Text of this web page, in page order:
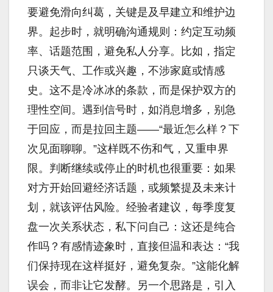
要避免滑向纠葛，关键是及早建立和维护边
界。起步时，就明确沟通规则：约定互动频
率、话题范围，避免私人分享。比如，指定
只谈天气、工作或兴趣，不涉家庭或情感
史。这不是冷冰冰的条款，而是保护双方的
理性空间。遇到信号时，如消息增多，别急
于回应，而是拉回主题——“最近怎么样？下
次见面聊聊。”这样既不伤和气，又重申界
限。判断继续或停止的时机也很重要：如果
对方开始回避经济话题，或频繁提及未来计
划，就该评估风险。经验者建议，每季度复
盘一次关系状态，私下问自己：这还是纯合
作吗？有感情迹象时，直接但温和表达：“我
们保持现在这样挺好，避免复杂。”这能化解
误会，而非让它发酵。另一个思路是，引入